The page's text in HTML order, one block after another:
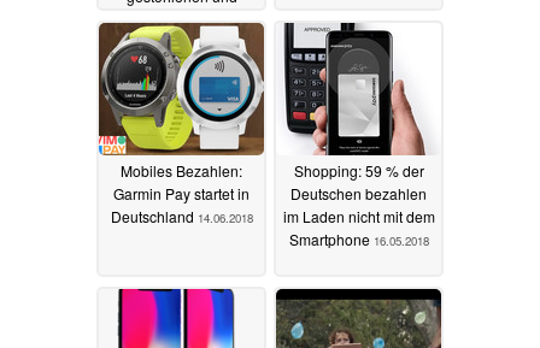
gesperrten Geräten
möglich 30.09.2021
Mobiles Bezahlen:
Garmin Pay startet in
Deutschland 14.06.2018
Shopping: 59 % der
Deutschen bezahlen
im Laden nicht mit dem
Smartphone 16.05.2018